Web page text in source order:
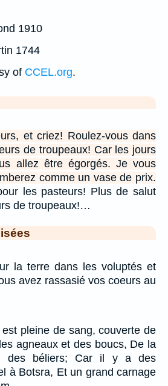
1910
1744
of CCEL.org.
et criez! Roulez-vous dans
de troupeaux! Car les jours
allez être égorgés. Je vous
comme un vase de prix.
les pasteurs! Plus de salut
de troupeaux!…
la terre dans les voluptés et
avez rassasié vos coeurs au
pleine de sang, couverte de
agneaux et des boucs, De la
des béliers; Car il y a des
à Botsra, Et un grand carnage